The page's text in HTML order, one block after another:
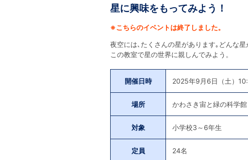
星に興味をもってみよう！
※こちらのイベントは終了しました。
夜空には､たくさんの星があります｡どんな星
この教室で星の世界に親しんでみよう。
開催日時 2025年9月6日（土）
場所 かわさき宙と緑の科学館
対象 小学校3～6年生
定員 24名